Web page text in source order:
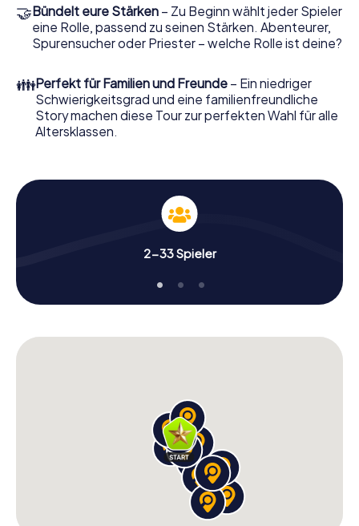
🤝Bündelt eure Stärken – Zu Beginn wählt jeder Spieler
eine Rolle, passend zu seinen Stärken. Abenteurer,
Spurensucher oder Priester – welche Rolle ist deine?
👪Perfekt für Familien und Freunde – Ein niedriger
Schwierigkeitsgrad und eine familienfreundliche
Story machen diese Tour zur perfekten Wahl für alle
Altersklassen.
2-33 Spieler